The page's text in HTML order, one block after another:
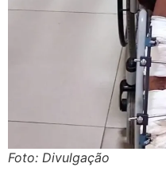
Foto: Divulgação